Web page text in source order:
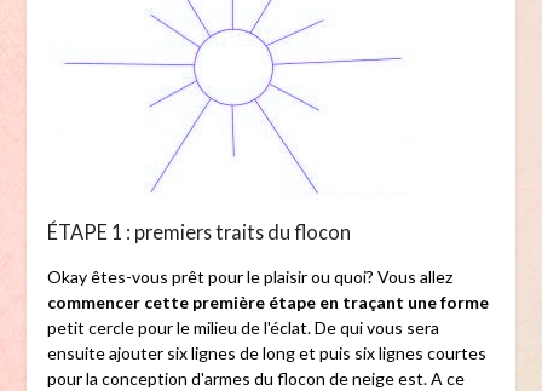
ÉTAPE 1 : premiers traits du flocon
Okay êtes-vous prêt pour le plaisir ou quoi? Vous allez
commencer cette première étape en traçant une forme
petit cercle pour le milieu de l'éclat. De qui vous sera
ensuite ajouter six lignes de long et puis six lignes courtes
pour la conception d'armes du flocon de neige est. A ce